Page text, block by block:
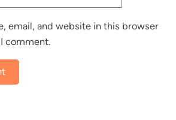
email, and website in this browser
comment.